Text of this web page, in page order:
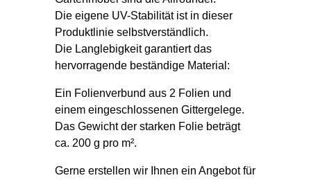
Die eigene UV-Stabilität ist in dieser
Produktlinie selbstverständlich.
Die Langlebigkeit garantiert das
hervorragende beständige Material:
Ein Folienverbund aus 2 Folien und
einem eingeschlossenen Gittergelege.
Das Gewicht der starken Folie beträgt
ca. 200 g pro m².
Gerne erstellen wir Ihnen ein Angebot für